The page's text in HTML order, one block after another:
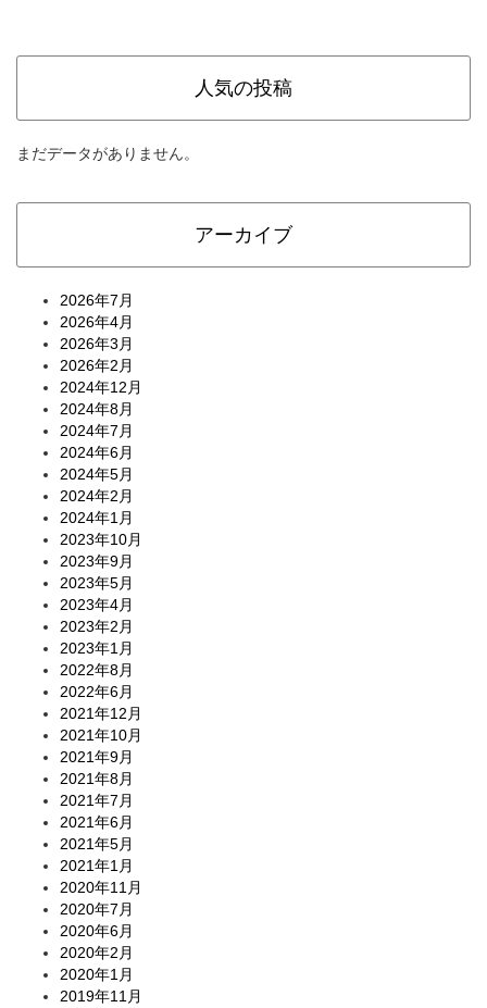
人気の投稿
まだデータがありません。
アーカイブ
2026年7月
2026年4月
2026年3月
2026年2月
2024年12月
2024年8月
2024年7月
2024年6月
2024年5月
2024年2月
2024年1月
2023年10月
2023年9月
2023年5月
2023年4月
2023年2月
2023年1月
2022年8月
2022年6月
2021年12月
2021年10月
2021年9月
2021年8月
2021年7月
2021年6月
2021年5月
2021年1月
2020年11月
2020年7月
2020年6月
2020年2月
2020年1月
2019年11月